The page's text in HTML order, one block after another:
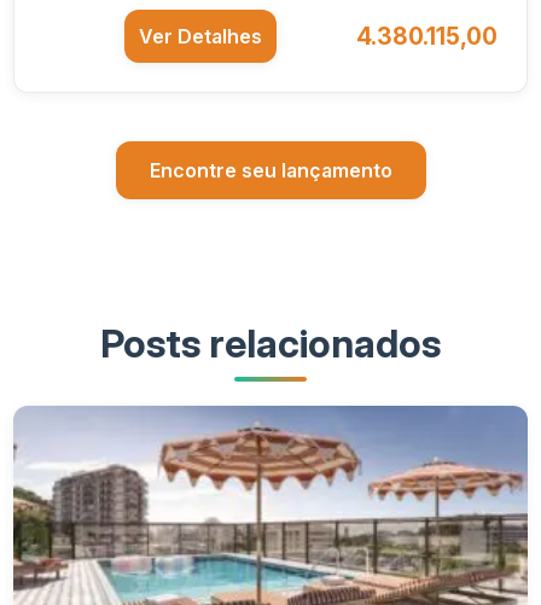
Ver Detalhes 4.380.115,00
Encontre seu lançamento
Posts relacionados